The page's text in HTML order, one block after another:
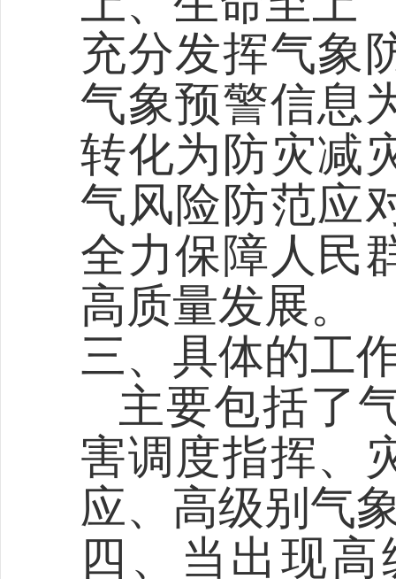
充分发挥气象
气象预警信息
转化为防灾减
气风险防范应
全力保障人民
高质量发展。
三、具体的工
主要包括了
害调度指挥、
应、高级别气
四、当出现